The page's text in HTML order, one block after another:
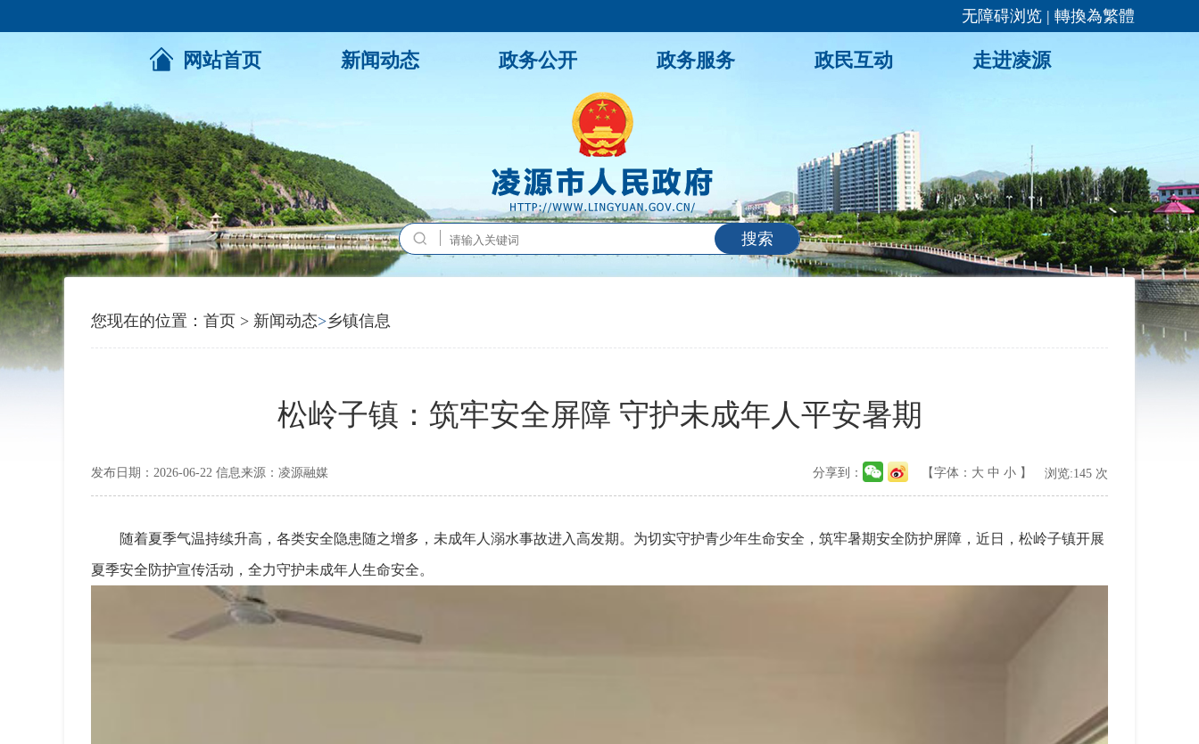
无障碍浏览 | 轉換為繁體
网站首页 新闻动态 政务公开 政务服务 政民互动 走进凌源
搜索
您现在的位置： 首页 > 新闻动态>乡镇信息
松岭子镇：筑牢安全屏障 守护未成年人平安暑期
发布日期：2026-06-22 信息来源：凌源融媒 【字体： 大 中 小 】 浏览:145 次
分享到：
随着夏季气温持续升高，各类安全隐患随之增多，未成年人溺水事故进入高发期。为切实守护青少年生命安全，筑牢暑期安全防护屏障，近日，松岭子镇开展
夏季安全防护宣传活动，全力守护未成年人生命安全。